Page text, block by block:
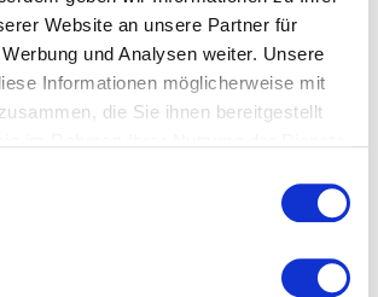
Website an unsere Partner für
und Analysen weiter. Unsere
Informationen möglicherweise mit
die Sie ihnen bereitgestellt